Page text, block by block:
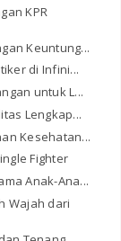
KPR
Keuntung...
di Infini...
untuk L...
Lengkap...
Kesehatan...
Fighter
Anak-Ana...
Wajah dari